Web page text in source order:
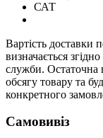
САТ
Вартість доставки
визначається
служби. Остаточна
обсягу товару та
конкретного
Самовивіз